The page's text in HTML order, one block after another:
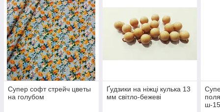
Супер софт стрейч цветы
на голубом
Ґудзики на ніжці кулька 13
мм світло-бежеві
ш-